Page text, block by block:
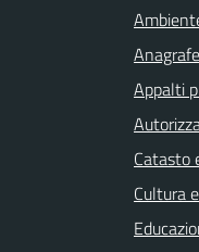
Appalti
Catasto
Cultura